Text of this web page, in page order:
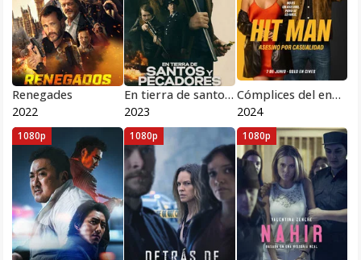
Renegades
2022
En tierra de santos y pecadores
2023
Cómplices del engaño
2024
1080p 1080p 1080p